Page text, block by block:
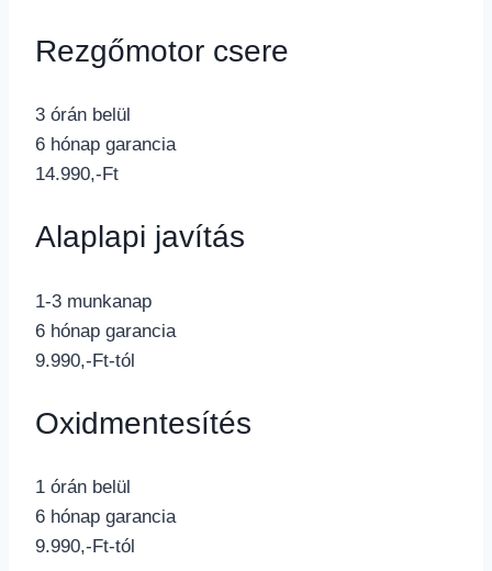
Rezgőmotor csere
3 órán belül
6 hónap garancia
14.990,-Ft
Alaplapi javítás
1-3 munkanap
6 hónap garancia
9.990,-Ft-tól
Oxidmentesítés
1 órán belül
6 hónap garancia
9.990,-Ft-tól